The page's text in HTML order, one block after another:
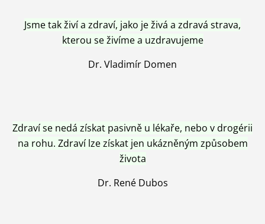
Jsme tak živí a zdraví, jako je živá a zdravá strava,
kterou se živíme a uzdravujeme
Dr. Vladimír Domen
Zdraví se nedá získat pasivně u lékaře, nebo v drogérii
na rohu. Zdraví lze získat jen ukázněným způsobem
života
Dr. René Dubos